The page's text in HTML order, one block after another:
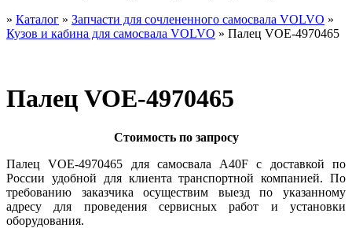
» Каталог » Запчасти для сочлененного самосвала VOLVO »
Кузов и кабина для самосвала VOLVO » Палец VOE-4970465
Палец VOE-4970465
Стоимость по запросу
Палец VOE-4970465 для самосвала A40F с доставкой по
России удобной для клиента транспортной компанией. По
требованию заказчика осуществим выезд по указанному
адресу для проведения сервисных работ и установки
оборудования.